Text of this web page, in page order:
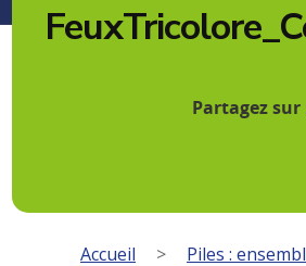
Partagez sur
Accueil >
Piles :